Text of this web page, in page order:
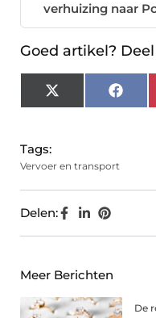
verhuizing naar
Goed artikel?
X
(Twitter)
Tags:
Vervoer en transport
Delen:
Meer Berichten
De